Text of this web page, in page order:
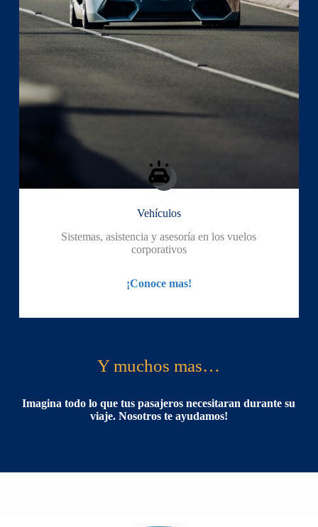
Vehículos
Sistemas, asistencia y asesoría en los vuelos
corporativos
¡Conoce mas!
Y muchos mas…
Imagina todo lo que tus pasajeros necesitaran durante su
viaje. Nosotros te ayudamos!